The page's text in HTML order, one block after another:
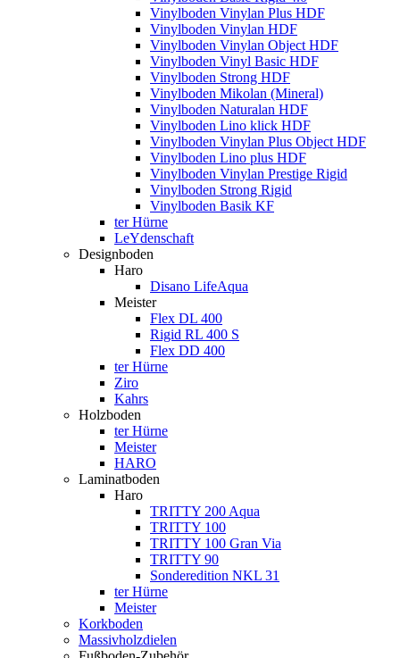
Vinylboden Vinylan Plus HDF
Vinylboden Vinylan HDF
Vinylboden Vinylan Object HDF
Vinylboden Vinyl Basic HDF
Vinylboden Strong HDF
Vinylboden Mikolan (Mineral)
Vinylboden Naturalan HDF
Vinylboden Lino klick HDF
Vinylboden Vinylan Plus Object HDF
Vinylboden Lino plus HDF
Vinylboden Vinylan Prestige Rigid
Vinylboden Strong Rigid
Vinylboden Basik KF
ter Hürne
LeYdenschaft
Designboden
Haro
Disano LifeAqua
Meister
Flex DL 400
Rigid RL 400 S
Flex DD 400
ter Hürne
Ziro
Kahrs
Holzboden
ter Hürne
Meister
HARO
Laminatboden
Haro
TRITTY 200 Aqua
TRITTY 100
TRITTY 100 Gran Via
TRITTY 90
Sonderedition NKL 31
ter Hürne
Meister
Korkboden
Massivholzdielen